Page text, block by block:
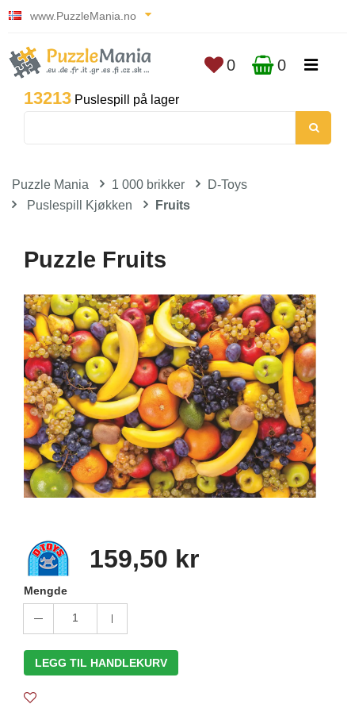
www.PuzzleMania.no
13213 Puslespill på lager
0 0
Puzzle Mania 1 000 brikker
D-Toys
Puslespill Kjøkken
Fruits
Puzzle Fruits
159,50 kr
Mengde
1
LEGG TIL HANDLEKURV